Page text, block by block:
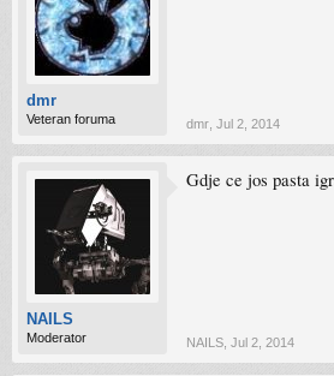
dmr
Veteran foruma dmr Jul 2, 2014
NAILS
Moderator
Gdje ce jos pasta
NAILS Jul 2, 2014